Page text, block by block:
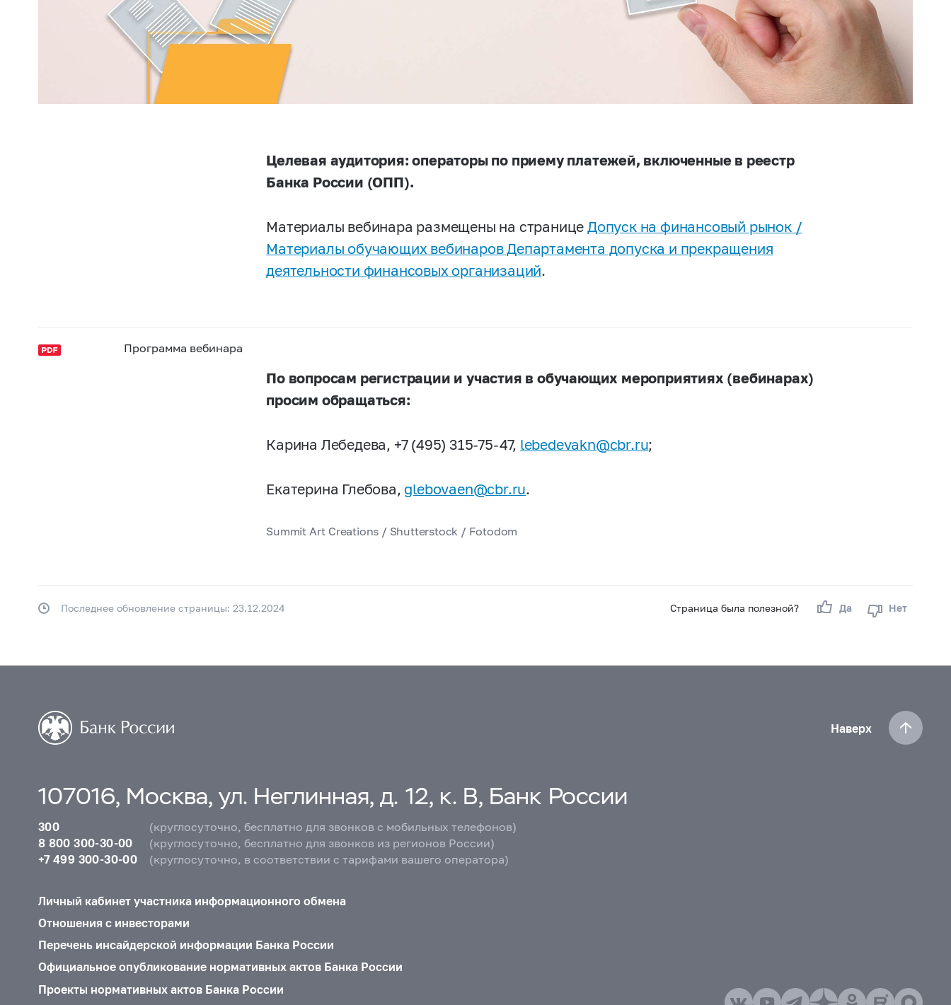
Целевая аудитория: операторы по приему платежей, включенные в реестр
Банка России (ОПП).
Материалы вебинара размещены на страницеДопуск на финансовый рынок /
Материалы обучающих вебинаров Департамента допуска и прекращения
деятельности финансовых организаций.
Программа вебинара
По вопросам регистрации и участия в обучающих мероприятиях (вебинарах)
просим обращаться:
Карина Лебедева, +7 (495) 315-75-47, lebedevakn@cbr.ru;
Екатерина Глебова, glebovaen@cbr.ru.
Summit Art Creations / Shutterstock / Fotodom
Страница была полезной? Да Нет
Последнее обновление страницы: 23.12.2024
Наверх
107016, Москва, ул. Неглинная, д. 12, к. В, Банк России
300
(круглосуточно, бесплатно для звонков с мобильных телефонов)
8 800 300-30-00
(круглосуточно, бесплатно для звонков из регионов России)
+7 499 300-30-00
(круглосуточно, в соответствии с тарифами вашего оператора)
Личный кабинет участника информационного обмена
Отношения с инвесторами
Перечень инсайдерской информации Банка России
Официальное опубликование нормативных актов Банка России
Проекты нормативных актов Банка России